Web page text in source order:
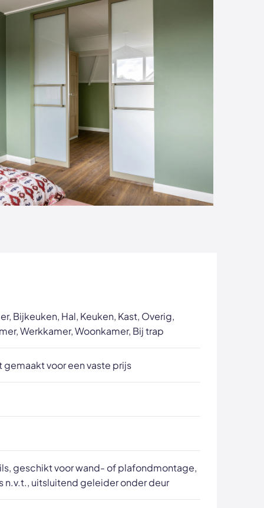
Bijkeuken, Hal, Keuken, Kast, Overig,
Werkkamer, Woonkamer, Bij trap
gemaakt voor een vaste prijs
geschikt voor wand- of plafondmontage,
n.v.t., uitsluitend geleider onder deur